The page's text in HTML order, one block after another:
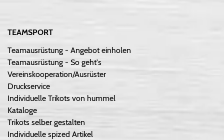
TEAMSPORT
Teamausrüstung - Angebot einholen
Teamausrüstung - So geht's
Vereinskooperation/Ausrüster
Druckservice
Individuelle Trikots von hummel
Kataloge
Trikots selber gestalten
Individuelle spized Artikel